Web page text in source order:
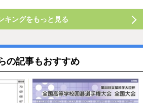
キングをもっと見る
の記事もおすすめ